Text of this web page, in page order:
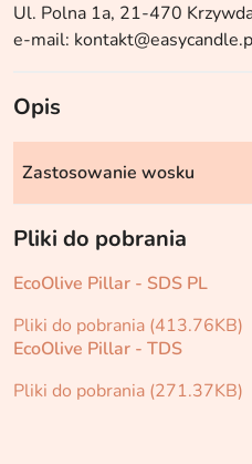
Ul. Polna 1a, 21-470
e-mail:
Opis
Zastosowanie wosku
Pliki do pobrania
EcoOlive Pillar - SDS PL
Pliki do pobrania (413.76KB)
EcoOlive Pillar - TDS
Pliki do pobrania (271.37KB)